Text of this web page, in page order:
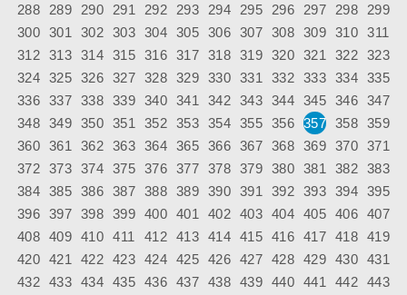
288
289 290 291 292 293 294 295 296 297 298
299
300 301 302 303 304 305 306 307 308 309 310
311
312 313 314 315 316 317 318 319 320 321 322 323
324 325 326 327 328 329 330 331 332 333 334 335
336 337 338 339 340 341 342 343 344 345 346 347
348 349 350 351 352 353 354 355 356 357 358 359
360 361 362 363 364 365 366 367 368 369 370 371
372 373 374 375 376 377 378 379 380 381 382 383
384 385 386 387 388 389 390 391 392 393 394 395
396 397 398 399 400 401 402 403 404 405 406 407
408 409 410 411 412 413 414 415 416 417 418 419
420 421 422 423 424 425 426 427 428 429 430 431
432 433 434 435 436 437 438 439 440 441 442 443